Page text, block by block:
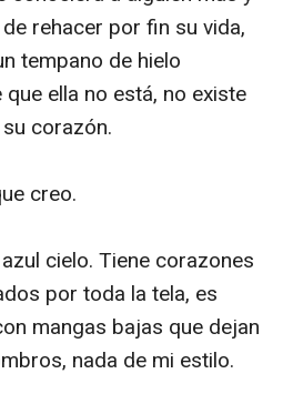
rehacer por fin su vida,
tempano de hielo
ella no está, no existe
corazón.
creo.
cielo. Tiene corazones
por toda la tela, es
mangas bajas que dejan
nada de mi estilo.